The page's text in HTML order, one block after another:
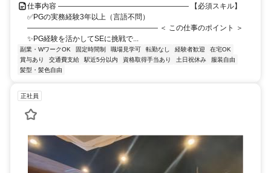
仕事内容 ―――――――――――――――――― 【必須スキル】
✅PGの実務経験3年以上（言語不問）
―――――――――――――――――― ＜ この仕事のポイント ＞
✨PG経験を活かしてSEに挑戦で...
副業・WワークOK 固定時間制 職場見学可 転勤なし 経験者歓迎
在宅OK
賞与あり
交通費支給 駅近5分以内 資格取得手当あり 土日祝休み
服装自由
髪型・髪色自由
正社員